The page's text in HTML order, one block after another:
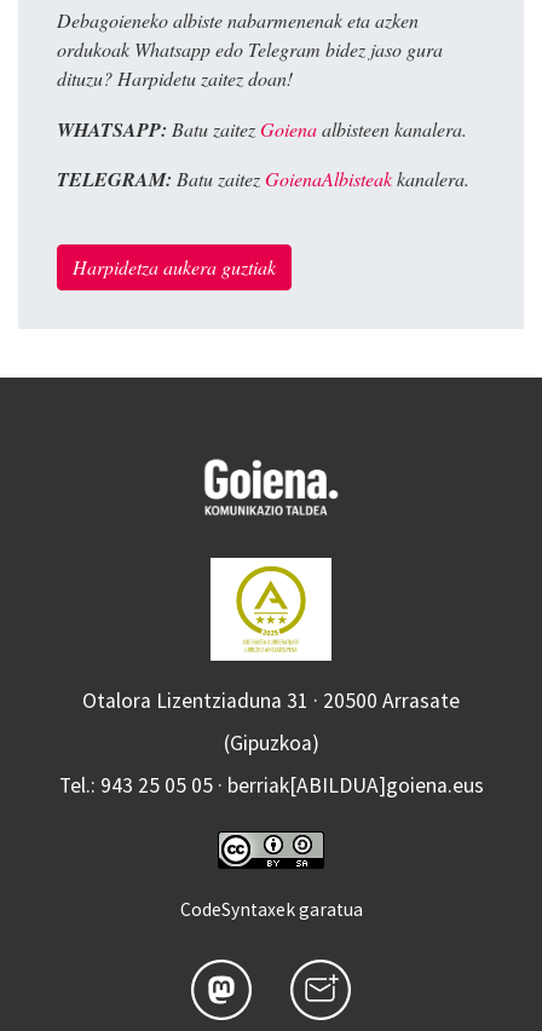
Debagoieneko albiste nabarmenenak eta azken
ordukoak Whatsapp edo Telegram bidez jaso gura
dituzu? Harpidetu zaitez doan!
WHATSAPP: Batu zaitezGoienaalbisteen kanalera.
TELEGRAM: Batu zaitezGoienaAlbisteakkanalera.
Harpidetza aukera guztiak
Otalora Lizentziaduna 31 · 20500 Arrasate
(Gipuzkoa)
Tel.: 943 25 05 05 · berriak[ABILDUA]goiena.eus
CodeSyntaxek garatua